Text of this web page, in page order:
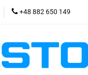
+48 882 650 149
PRODUKTY
AKTUALNOŚCI